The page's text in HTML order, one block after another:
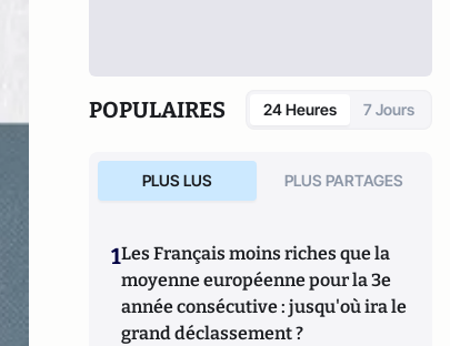
POPULAIRES 24 Heures 7 Jours
PLUS LUS PLUS PARTAGES
1Les Français moins riches que la
moyenne européenne pour la 3e
année consécutive : jusqu'où ira le
grand déclassement ?